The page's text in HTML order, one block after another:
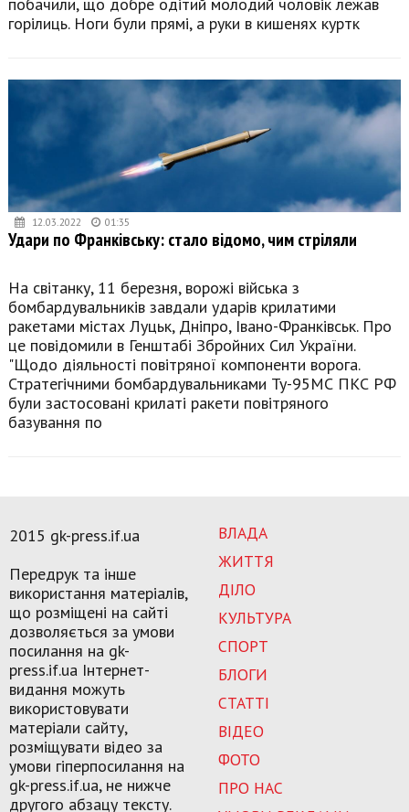
побачили, що добре одітий молодий чоловік лежав
горілиць. Ноги були прямі, а руки в кишенях куртк
12.03.2022 01:35
Удари по Франківську: стало відомо, чим стріляли
На світанку, 11 березня, ворожі війська з
бомбардувальників завдали ударів крилатими
ракетами містах Луцьк, Дніпро, Івано-Франківськ. Про
це повідомили в Генштабі Збройних Сил України.
"Щодо діяльності повітряної компоненти ворога.
Стратегічними бомбардувальниками Ту-95МС ПКС РФ
були застосовані крилаті ракети повітряного
базування по
ВЛАДА
ЖИТТЯ
ДІЛО
КУЛЬТУРА
СПОРТ
БЛОГИ
СТАТТІ
ВІДЕО
ФОТО
ПРО НАС
2015 gk-press.if.ua
Передрук та інше
використання матеріалів,
що розміщені на сайті
дозволяється за умови
посилання на gk-
press.if.ua Інтернет-
видання можуть
використовувати
матеріали сайту,
розміщувати відео за
умови гіперпосилання на
gk-press.if.ua, не нижче
другого абзацу тексту.